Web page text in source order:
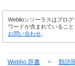
Weblioシソーラスはプロ
ワードが含まれているこ
お問い合わせ
Weblio 辞書 > 類語